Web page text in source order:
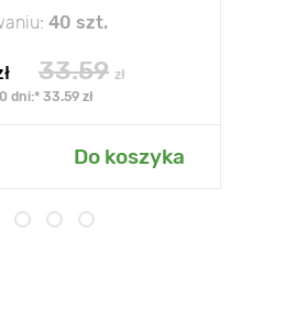
40 szt.
33.59 zł
dni:* 33.59 zł
Do koszyka